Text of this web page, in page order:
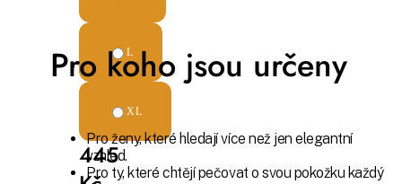
L
XL
445
Pro koho jsou určeny
Pro ženy, které hledají více než jen elegantní
vzhled.
Pro ty, které chtějí pečovat o svou pokožku každý